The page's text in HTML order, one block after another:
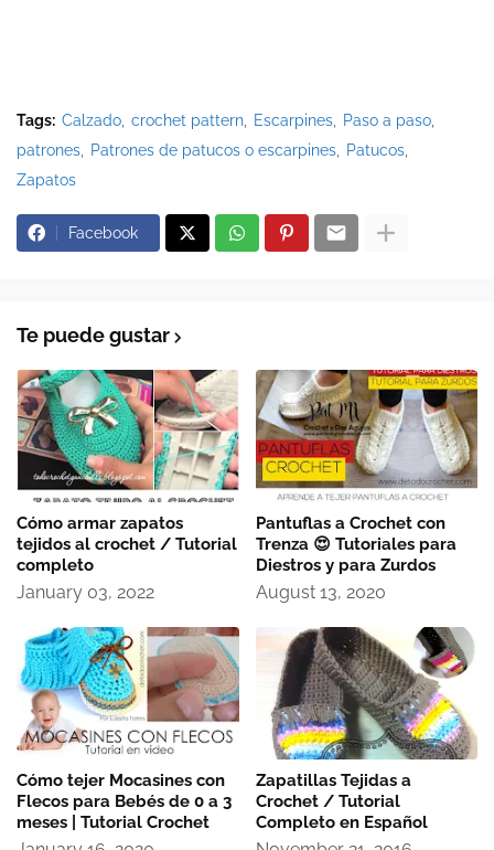
Tags: Calzado crochet pattern Escarpines
Paso a paso
patrones
Patrones de patucos o escarpines
Patucos
Zapatos
Facebook
Te puede gustar
Cómo armar zapatos
tejidos al crochet / Tutorial
completo
January 03, 2022
Pantuflas a Crochet con
Trenza 😍 Tutoriales para
Diestros y para Zurdos
August 13, 2020
Cómo tejer Mocasines con
Flecos para Bebés de 0 a 3
meses | Tutorial Crochet
Zapatillas Tejidas a
Crochet / Tutorial
Completo en Español